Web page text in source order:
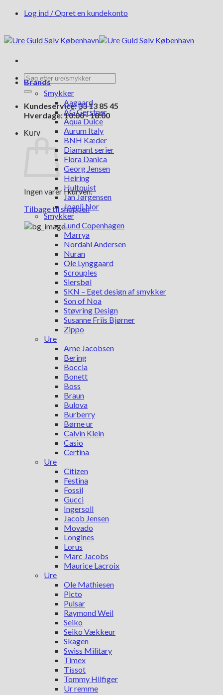
FortsætLog ind / Opret en kundekonto
Søg
efter:
Kundeservice: 33 13 85 45
Hverdage: 10:00 - 18:00
Kurv
Ingen varer i kurven.
Tilbage til shoppen
Brands
Smykker
Aagaard
AG Gerstner
Aqua Dulce
Aurum Italy
BNH Kæder
Diamant serier
Flora Danica
Georg Jensen
Heiring
Hultquist
Jan Jørgensen
Joanli Nor
Smykker
Lund Copenhagen
Marrya
Nordahl Andersen
Nuran
Ole Lynggaard
Scrouples
Siersbøl
SKN – Eget design af smykker
Son of Noa
Støvring Design
Susanne Friis Bjørner
Zippo
Ure
Arne Jacobsen
Bering
Boccia
Bonett
Boss
Braun
Bulova
Burberry
Børne ur
Calvin Klein
Casio
Certina
Ure
Citizen
Festina
Fossil
Gucci
Ingersoll
Jacob Jensen
Movado
Longines
Lorus
Marc Jacobs
Maurice Lacroix
Ure
Ole Mathiesen
Picto
Pulsar
Raymond Weil
Seiko
Seiko Vækkeur
Skagen
Swiss Military
Timex
Tissot
Tommy Hilfiger
Ur remme